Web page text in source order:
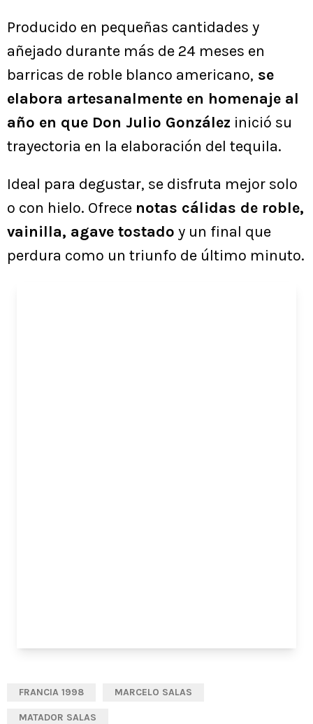
Producido en pequeñas cantidades y
añejado durante más de 24 meses en
barricas de roble blanco americano, se
elabora artesanalmente en homenaje al
año en que Don Julio González inició su
trayectoria en la elaboración del tequila.
Ideal para degustar, se disfruta mejor solo
o con hielo. Ofrece notas cálidas de roble,
vainilla, agave tostado y un final que
perdura como un triunfo de último minuto.
FRANCIA 1998 MARCELO SALAS
MATADOR SALAS